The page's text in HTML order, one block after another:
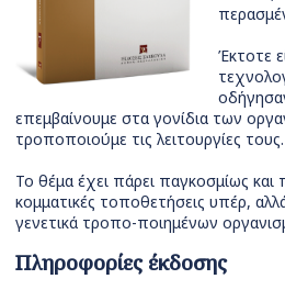
Έκτοτε
επεμβαίνουμε στα γονίδια των
τροποποιούμε τις λειτουργίες τους.
Το θέμα έχει πάρει παγκοσμίως και
κομματικές τοποθετήσεις υπέρ,
γενετικά τροπο-ποιημένων
Πληροφορίες έκδοσης